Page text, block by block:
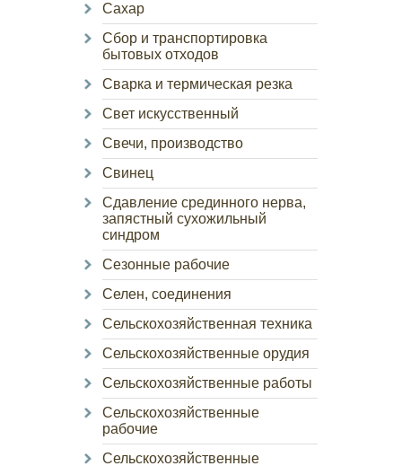
Сахар
Сбор и транспортировка
бытовых отходов
Сварка и термическая резка
Свет искусственный
Свечи, производство
Свинец
Сдавление срединного нерва,
запястный сухожильный
синдром
Сезонные рабочие
Селен, соединения
Сельскохозяйственная техника
Сельскохозяйственные орудия
Сельскохозяйственные работы
Сельскохозяйственные
рабочие
Сельскохозяйственные